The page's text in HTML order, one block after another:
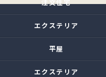
注文住宅
エクステリア
平屋
エクステリア